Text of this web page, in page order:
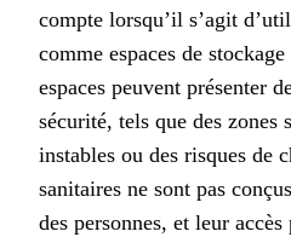
compte lorsqu’il s’agit
comme espaces de
espaces peuvent présenter
sécurité, tels que des zones
instables ou des risques de
sanitaires ne sont pas
des personnes, et leur